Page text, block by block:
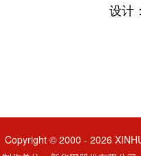
设计
Copyright © 2000 - 2026